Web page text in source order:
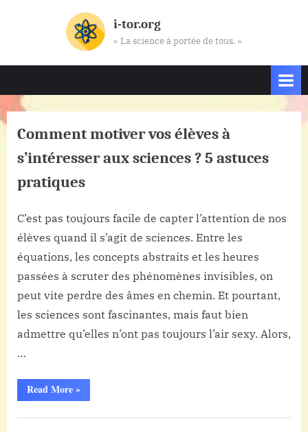
i-tor.org
« La science à portée de tous. »
Comment motiver vos élèves à
s’intéresser aux sciences ? 5 astuces
pratiques
Posted
on
10
décembre
2025
By
admin
Aucun
commentairesur
Comment
motiver
élèves
à
s’intéresser
?
C’est pas toujours facile de capter l’attention de nos
élèves quand il s’agit de sciences. Entre les
équations, les concepts abstraits et les heures
passées à scruter des phénomènes invisibles, on
peut vite perdre des âmes en chemin. Et pourtant,
les sciences sont fascinantes, mais faut bien
admettre qu’elles n’ont pas toujours l’air sexy. Alors,
…
Read More“Comment
motiver
élèves
»